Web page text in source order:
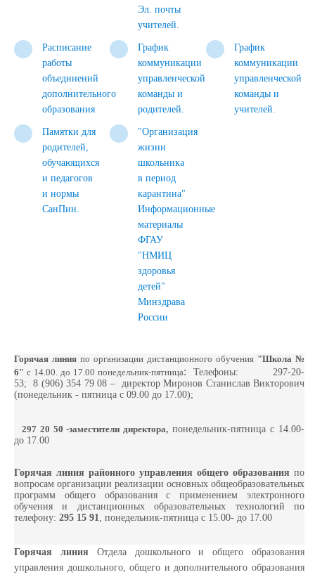
Эл. почты
учителей.
Расписание
работы
объединений
дополнительного
образования
График
коммуникации
управленческой
команды и
родителей.
График
коммуникации
управленческой
команды и
учителей.
Памятки для
родителей,
обучающихся
и педагогов
и нормы
СанПин.
"Организация
жизни
школьника
в период
карантина"
Информационные
материалы
ФГАУ
"НМИЦ
здоровья
детей"
Минздрава
России
Горячая линия по организации дистанционного обучения "Школа №
6" с 14.00. до 17.00 понедельник-пятница: Телефоны: 297-20-
53; 8 (906) 354 79 08 – директор Миронов Станислав Викторович
(понедельник - пятница с 09.00 до 17.00);
297 20 50 -заместители директора, понедельник-пятница с 14.00-
до 17.00
Горячая линия районного управления общего образования по
вопросам организации реализации основных общеобразовательных
программ общего образования с применением электронного
обучения и дистанционных образовательных технологий по
телефону: 295 15 91, понедельник-пятница с 15.00- до 17.00
Горячая линия Отдела дошкольного и общего образования
управления дошкольного, общего и дополнительного образования